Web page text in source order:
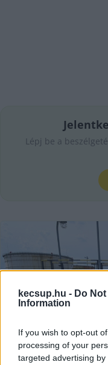
kecsup.hu - Do
Information
If you wish to opt-out
processing of your
targeted advertising
Lépj be a